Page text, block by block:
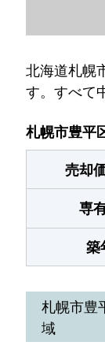
北海道札幌
す。すべて
札幌市豊平
売却
専
築
札幌市豊
域